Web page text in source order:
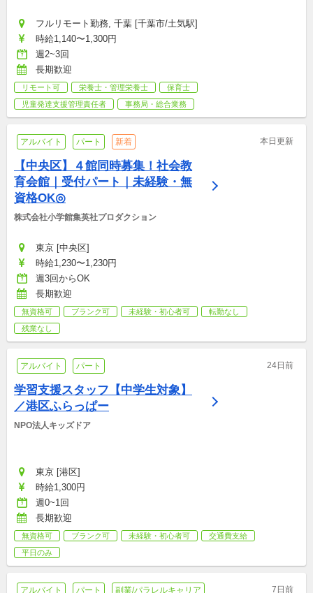
フルリモート勤務, 千葉 [千葉市/土気駅]
時給1,140〜1,300円
週2~3回
長期歓迎
リモート可 栄養士・管理栄養士
保育士
児童発達支援管理責任者
事務局・総合業務
アルバイト パート 新着 本日更新
【中央区】４館同時募集！社会教
育会館｜受付パート｜未経験・無
資格OK◎
株式会社小学館集英社プロダクション
東京 [中央区]
時給1,230〜1,230円
週3回からOK
長期歓迎
無資格可 ブランク可 未経験・初心者可
転勤なし
残業なし
アルバイト パート 24日前
学習支援スタッフ【中学生対象】
／港区ふらっぱー
NPO法人キッズドア
東京 [港区]
時給1,300円
週0~1回
長期歓迎
無資格可 ブランク可 未経験・初心者可
交通費支給
平日のみ
アルバイト パート 副業/パラレルキャリア 7日前